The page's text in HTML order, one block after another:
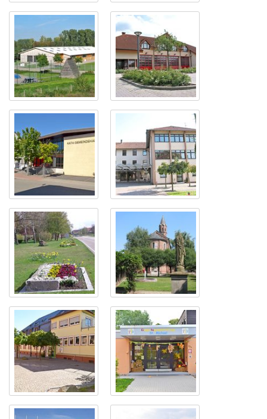
Das DRK Haus in
Bietigheim
Das Evangelische
Gemeindezentrum
Bietigheims Festhalle
Das Feuerwehrhaus
in Bietigheim an der
Rheinstraße
Das Katholische
Gemeindezentrum
Die Grundschule
Bietigheim
Frühlingsboten
entlang der
Rheinstraße
Der Kirchplatz
Kindergarten St.
Gabriel
Kindergarten St.
Michael